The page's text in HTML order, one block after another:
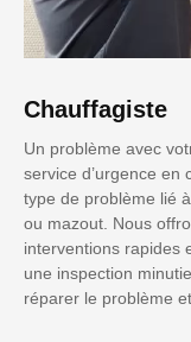
Chauffagiste
Un problème avec
service d’urgence en
type de problème lié
ou mazout. Nous
interventions rapides
une inspection
réparer le problème